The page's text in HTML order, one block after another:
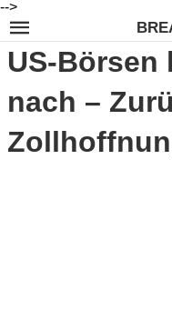
-->
US-
nach –